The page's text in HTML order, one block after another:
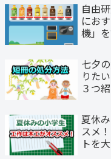
自由
にお
機」
七夕
りた
３つ
夏休
スメ
トを